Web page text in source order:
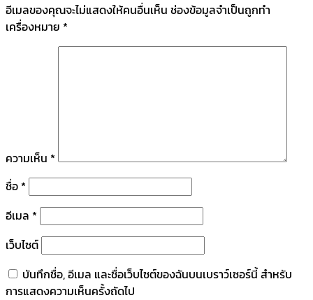
อีเมลของคุณจะไม่แสดงให้คนอื่นเห็น ช่องข้อมูลจำเป็นถูกทำ
เครื่องหมาย *
ความเห็น *
ชื่อ *
อีเมล *
เว็บไซต์
บันทึกชื่อ, อีเมล และชื่อเว็บไซต์ของฉันบนเบราว์เซอร์นี้ สำหรับ
การแสดงความเห็นครั้งถัดไป